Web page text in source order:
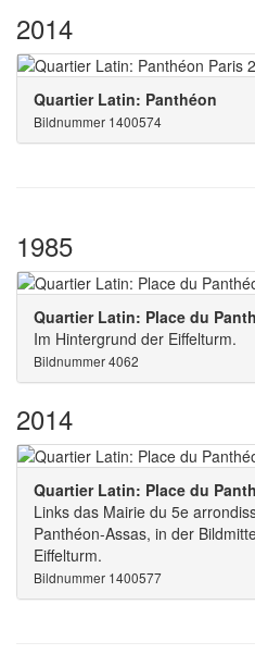
2014
Quartier Latin: Panthéon
Bildnummer 1400574
1985
Quartier Latin: Place du
Im Hintergrund der Eiffelturm.
Bildnummer 4062
2014
Quartier Latin: Place du
Links das Mairie du 5e
Panthéon-Assas, in der
Eiffelturm.
Bildnummer 1400577